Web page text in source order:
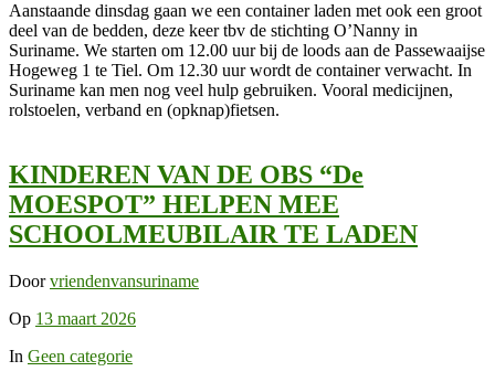
Aanstaande dinsdag gaan we een container laden met ook een groot
deel van de bedden, deze keer tbv de stichting O’Nanny in
Suriname. We starten om 12.00 uur bij de loods aan de Passewaaijse
Hogeweg 1 te Tiel. Om 12.30 uur wordt de container verwacht. In
Suriname kan men nog veel hulp gebruiken. Vooral medicijnen,
rolstoelen, verband en (opknap)fietsen.
KINDEREN VAN DE OBS “De
MOESPOT” HELPEN MEE
SCHOOLMEUBILAIR TE LADEN
Doorvriendenvansuriname
Op 13 maart 2026
In Geen categorie